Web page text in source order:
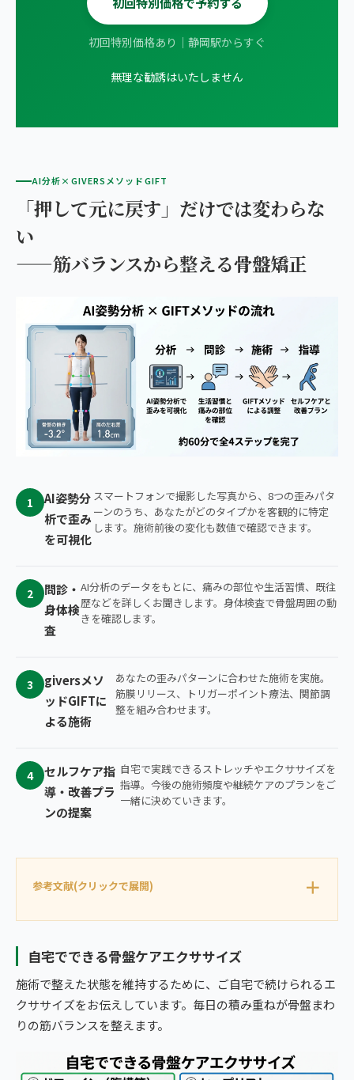
初回特別価格あり｜静岡駅からすぐ
無理な勧誘はいたしません
AI分析×GIVERSメソッドGIFT
「押して元に戻す」だけでは変わらな
い
——筋バランスから整える骨盤矯正
1
AI姿勢分
析で歪み
を可視化
スマートフォンで撮影した写真から、8つの歪みパタ
ーンのうち、あなたがどのタイプかを客観的に特定
します。施術前後の変化も数値で確認できます。
2
問診・
身体検
査
AI分析のデータをもとに、痛みの部位や生活習慣、既往
歴などを詳しくお聞きします。身体検査で骨盤周囲の動
きを確認します。
3
giversメソ
ッドGIFTに
よる施術
あなたの歪みパターンに合わせた施術を実施。
筋膜リリース、トリガーポイント療法、関節調
整を組み合わせます。
4
セルフケア指
導・改善プラ
ンの提案
自宅で実践できるストレッチやエクササイズを
指導。今後の施術頻度や継続ケアのプランをご
一緒に決めていきます。
参考文献(クリックで展開)
自宅でできる骨盤ケアエクササイズ
施術で整えた状態を維持するために、ご自宅で続けられるエ
クササイズをお伝えしています。毎日の積み重ねが骨盤まわ
りの筋バランスを整えます。